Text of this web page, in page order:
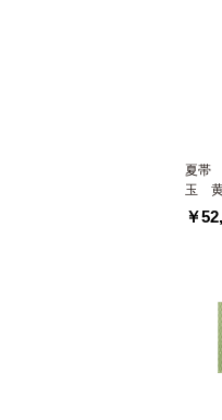
夏帯
玉 黄
￥